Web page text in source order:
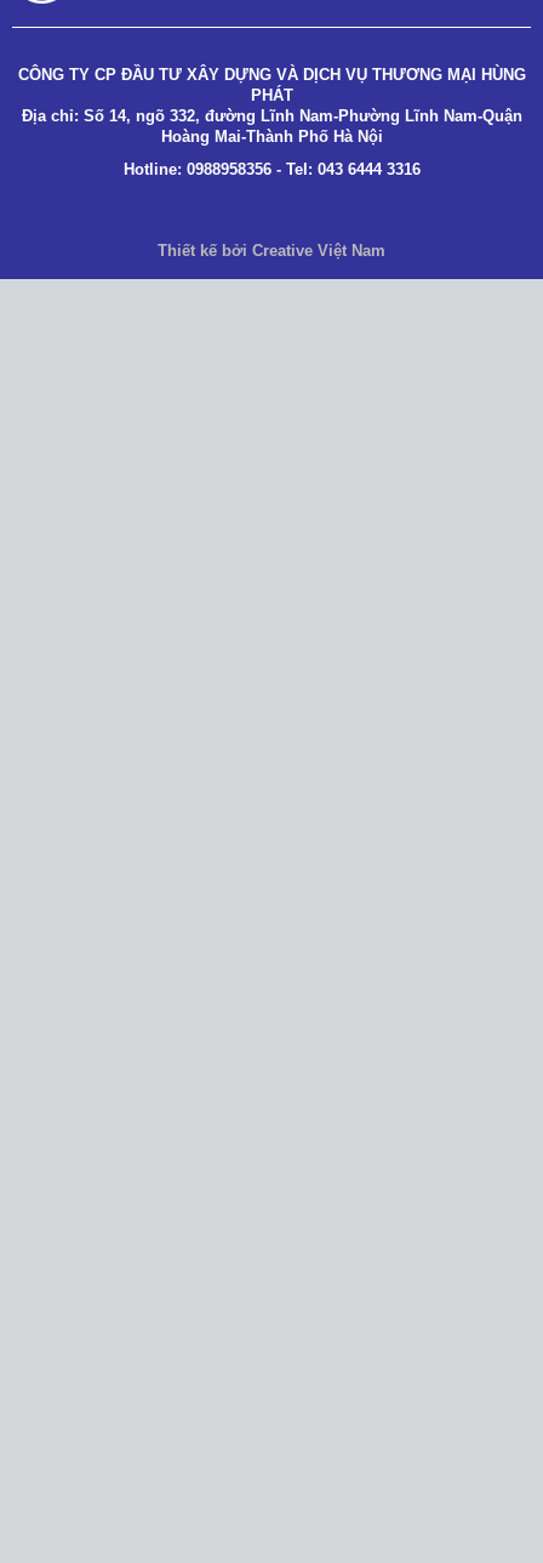
CÔNG TY CP ĐẦU TƯ XÂY DỰNG VÀ DỊCH VỤ THƯƠNG MẠI HÙNG
PHÁT
Địa chỉ: Số 14, ngõ 332, đường Lĩnh Nam-Phường Lĩnh Nam-Quận
Hoàng Mai-Thành Phố Hà Nội
Hotline: 0988958356 - Tel: 043 6444 3316
Thiết kế bởi Creative Việt Nam